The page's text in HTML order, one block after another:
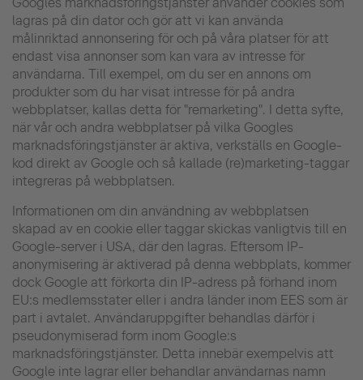
lagras på din dator och gör att vi kan använda
målinriktad annonsering för och på våra platser för att
endast visa annonser som kan vara av intresse för
användarna. Till exempel, om du ser en annons om
produkter som du har visat intresse för på andra
webbplatser, kallas detta för "remarketing". I detta syfte,
när vår och andra webbplatser på vilka Googles
marknadsföringstjänster är aktiva, verkställs en Google-
kod direkt av Google och så kallade (re)marketing-taggar
integreras på webbplatsen.
Informationen om din användning av webbplatsen
skapad av en cookie eller taggar skickas vanligtvis till en
Google-server i USA, där den lagras. Eftersom IP-
anonymisering är aktiverad på denna webbplats, kommer
dock Google att förkorta din IP-adress på förhand inom
EU:s medlemsstater eller i andra länder inom EES som är
part i avtalet. Användaruppgifter behandlas därför i
pseudonymiserad form inom Google:s
marknadsföringstjänster. Detta innebär exempelvis att
Google inte lagrar eller behandlar användarnas namn